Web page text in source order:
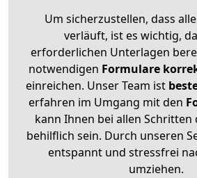
Um sicherzustellen, dass
verläuft, ist es wichtig,
erforderlichen Unterlagen
notwendigen Formulare
einreichen. Unser Team ist
erfahren im Umgang mit den
kann Ihnen bei allen Schritten
behilflich sein. Durch unseren
entspannt und stressfrei
umziehen.